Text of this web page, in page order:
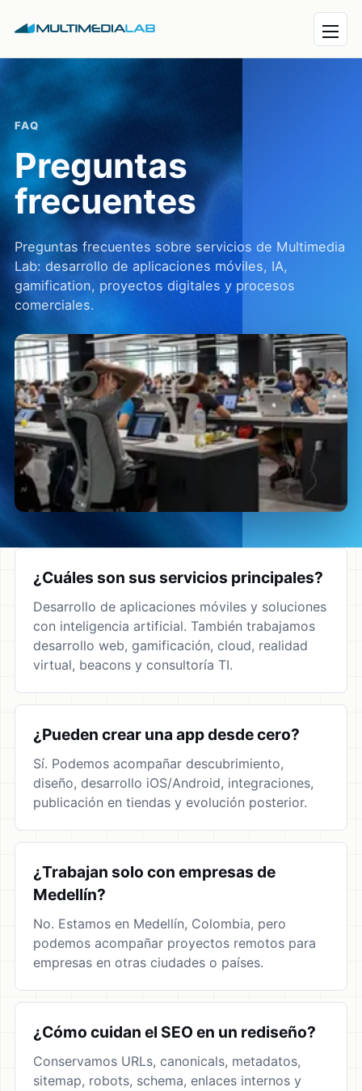
Abrir
FAQ
Preguntas
frecuentes
Preguntas frecuentes sobre servicios de Multimedia
Lab: desarrollo de aplicaciones móviles, IA,
gamification, proyectos digitales y procesos
comerciales.
¿Cuáles son sus servicios principales?
Desarrollo de aplicaciones móviles y soluciones
con inteligencia artificial. También trabajamos
desarrollo web, gamificación, cloud, realidad
virtual, beacons y consultoría TI.
¿Pueden crear una app desde cero?
Sí. Podemos acompañar descubrimiento,
diseño, desarrollo iOS/Android, integraciones,
publicación en tiendas y evolución posterior.
¿Trabajan solo con empresas de
Medellín?
No. Estamos en Medellín, Colombia, pero
podemos acompañar proyectos remotos para
empresas en otras ciudades o países.
¿Cómo cuidan el SEO en un rediseño?
Conservamos URLs, canonicals, metadatos,
sitemap, robots, schema, enlaces internos y